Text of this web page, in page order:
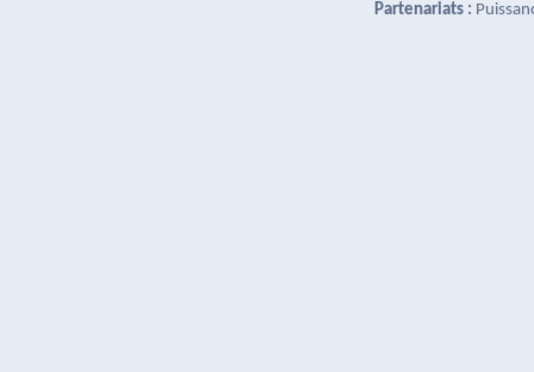
Partenariats :